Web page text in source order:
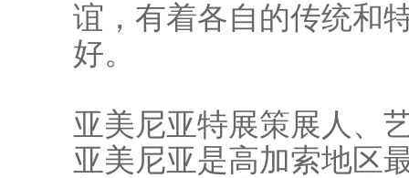
谊，有着各自的传统和
好。
亚美尼亚特展策展人、
亚美尼亚是高加索地区